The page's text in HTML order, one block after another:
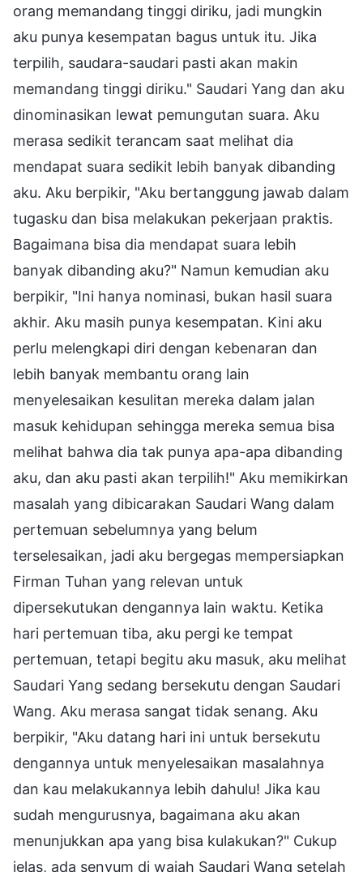
orang memandang tinggi diriku, jadi mungkin
aku punya kesempatan bagus untuk itu. Jika
terpilih, saudara-saudari pasti akan makin
memandang tinggi diriku." Saudari Yang dan aku
dinominasikan lewat pemungutan suara. Aku
merasa sedikit terancam saat melihat dia
mendapat suara sedikit lebih banyak dibanding
aku. Aku berpikir, "Aku bertanggung jawab dalam
tugasku dan bisa melakukan pekerjaan praktis.
Bagaimana bisa dia mendapat suara lebih
banyak dibanding aku?" Namun kemudian aku
berpikir, "Ini hanya nominasi, bukan hasil suara
akhir. Aku masih punya kesempatan. Kini aku
perlu melengkapi diri dengan kebenaran dan
lebih banyak membantu orang lain
menyelesaikan kesulitan mereka dalam jalan
masuk kehidupan sehingga mereka semua bisa
melihat bahwa dia tak punya apa-apa dibanding
aku, dan aku pasti akan terpilih!" Aku memikirkan
masalah yang dibicarakan Saudari Wang dalam
pertemuan sebelumnya yang belum
terselesaikan, jadi aku bergegas mempersiapkan
Firman Tuhan yang relevan untuk
dipersekutukan dengannya lain waktu. Ketika
hari pertemuan tiba, aku pergi ke tempat
pertemuan, tetapi begitu aku masuk, aku melihat
Saudari Yang sedang bersekutu dengan Saudari
Wang. Aku merasa sangat tidak senang. Aku
berpikir, "Aku datang hari ini untuk bersekutu
dengannya untuk menyelesaikan masalahnya
dan kau melakukannya lebih dahulu! Jika kau
sudah mengurusnya, bagaimana aku akan
menunjukkan apa yang bisa kulakukan?" Cukup
jelas, ada senyum di wajah Saudari Wang setelah